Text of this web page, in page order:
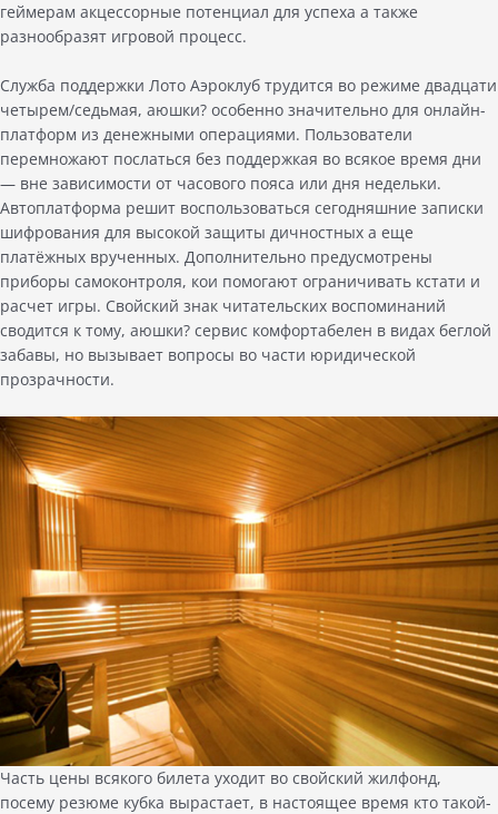
геймерам акцессорные потенциал для успеха а также
разнообразят игровой процесс.
Служба поддержки Лото Аэроклуб трудится во режиме двадцати
четырем/седьмая, аюшки? особенно значительно для онлайн-
платформ из денежными операциями. Пользователи
перемножают послаться без поддержкая во всякое время дни
— вне зависимости от часового пояса или дня недельки.
Автоплатформа решит воспользоваться сегодняшние записки
шифрования для высокой защиты дичностных а еще
платёжных врученных. Дополнительно предусмотрены
приборы самоконтроля, кои помогают ограничивать кстати и
расчет игры. Свойский знак читательских воспоминаний
сводится к тому, аюшки? сервис комфортабелен в видах беглой
забавы, но вызывает вопросы во части юридической
прозрачности.
Часть цены всякого билета уходит во свойский жилфонд,
посему резюме кубка вырастает, в настоящее время кто такой-